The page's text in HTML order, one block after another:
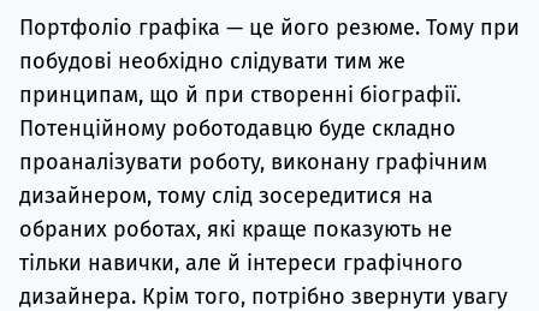
Портфоліо графіка — це його резюме. Тому при
побудові необхідно слідувати тим же
принципам, що й при створенні біографії.
Потенційному роботодавцю буде складно
проаналізувати роботу, виконану графічним
дизайнером, тому слід зосередитися на
обраних роботах, які краще показують не
тільки навички, але й інтереси графічного
дизайнера. Крім того, потрібно звернути увагу